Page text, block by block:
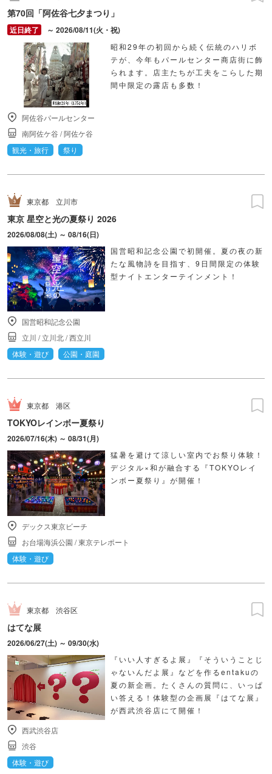
第70回「阿佐谷七夕まつり」
～ 2026/08/11(火・祝)
昭和29年の初回から続く伝統のハリボ
テが、今年もパールセンター商店街に飾
られます。店主たちが工夫をこらした期
間中限定の露店も多数！
阿佐谷パールセンター
南阿佐ケ谷 /阿佐ケ谷
観光・旅行
祭り
東京都 立川市
東京 星空と光の夏祭り 2026
2026/08/08(土) ～ 08/16(日)
国営昭和記念公園で初開催。夏の夜の新
たな風物詩を目指す、9日間限定の体験
型ナイトエンターテインメント！
国営昭和記念公園
立川 /立川北/西立川
体験・遊び
公園・庭園
東京都 港区
TOKYOレインボー夏祭り
2026/07/16(木) ～ 08/31(月)
猛暑を避けて涼しい室内でお祭り体験！
デジタル×和が融合する『TOKYOレイ
ンボー夏祭り』が開催！
デックス東京ビーチ
お台場海浜公園 /東京テレポート
体験・遊び
東京都 渋谷区
はてな展
2026/06/27(土) ～ 09/30(水)
『いい人すぎるよ展』『そういうことじ
ゃないんだよ展』などを作るentakuの
夏の新企画。たくさんの質問に、いっぱ
い答える！体験型の企画展『はてな展』
が西武渋谷店にて開催！
西武渋谷店
渋谷
体験・遊び